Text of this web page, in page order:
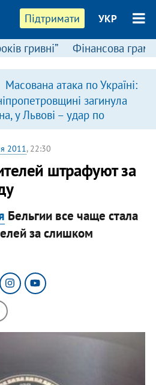
Підтримати УКР
гривні” Фінансова
Масована атака по Україні:
загинула
у Львові – удар по
2011, 22:30
штрафуют за
Бельгии все чаще стала
за слишком